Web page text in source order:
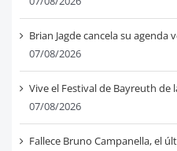
Brian Jagde cancela su
07/08/2026
Vive el Festival de Bayreuth de
07/08/2026
Fallece Bruno Campanella, el